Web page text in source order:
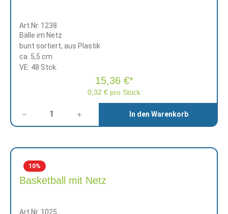
Art.Nr. 1238
Bälle im Netz
bunt sortiert, aus Plastik
ca. 5,5 cm
VE: 48 Stck.
0,32 € pro Stück
15,36 €*
In den Warenkorb
10%
Basketball mit Netz
Art.Nr. 1025